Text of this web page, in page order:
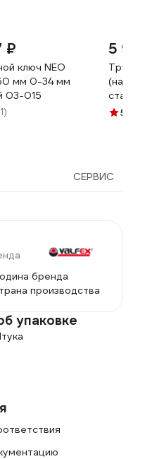
₽
ключ NEO
мм 0-34 мм
03-015
5
5
СЕРВИС
бренда
производства
упаковке